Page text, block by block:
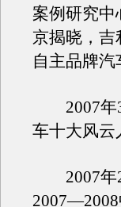
案例研究
京揭晓，
自主品牌汽
2007年3
车十大风云
2007年2